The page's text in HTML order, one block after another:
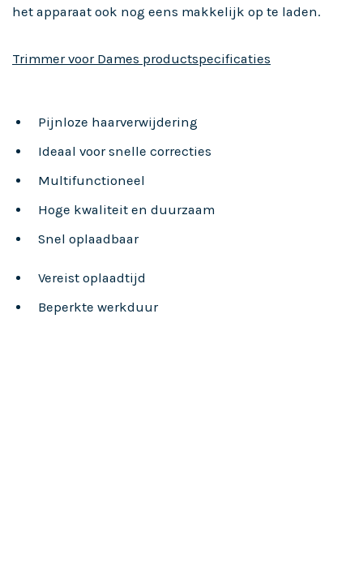
het apparaat ook nog eens makkelijk op te laden.
Trimmer voor Dames productspecificaties
Pijnloze haarverwijdering
Ideaal voor snelle correcties
Multifunctioneel
Hoge kwaliteit en duurzaam
Snel oplaadbaar
Vereist oplaadtijd
Beperkte werkduur